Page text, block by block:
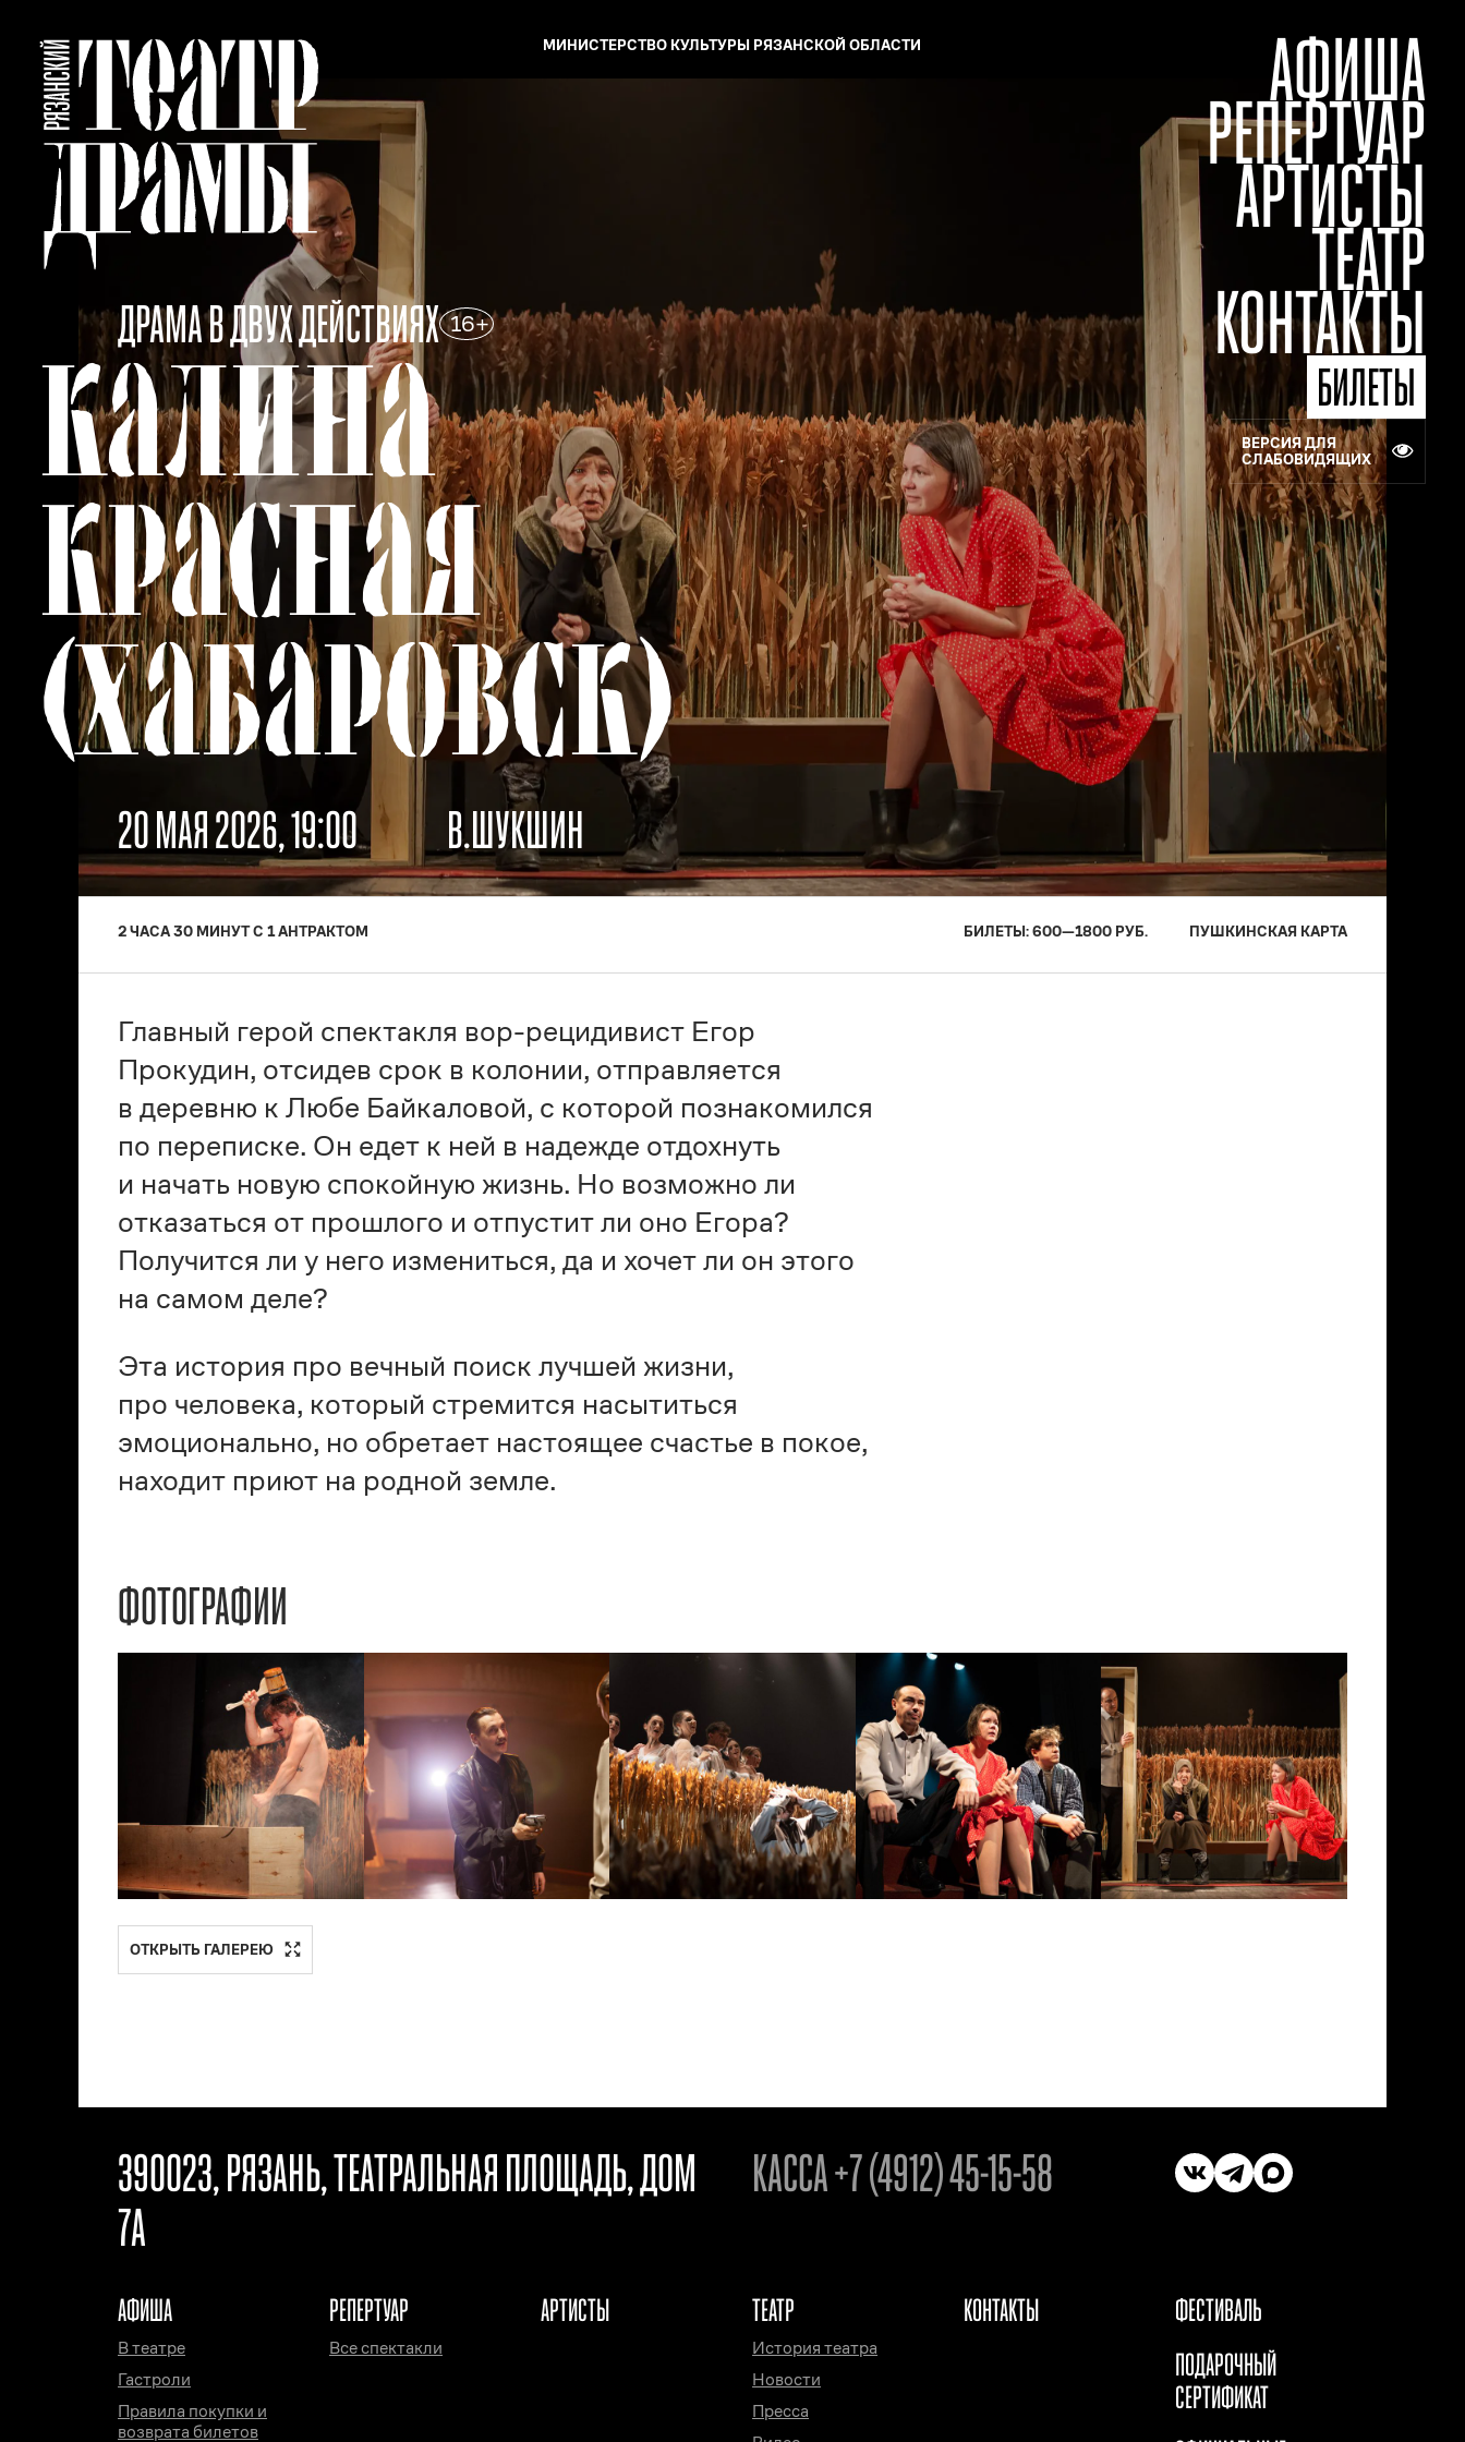
МИНИСТЕРСТВО КУЛЬТУРЫ РЯЗАНСКОЙ ОБЛАСТИ
ДРАМА В ДВУХ ДЕЙСТВИЯХ 16+
КАЛИНА
КРАСНАЯ
(ХАБАРОВСК)
20 МАЯ 2026, 19:00 В.ШУКШИН
АФИША
РЕПЕРТУАР
АРТИСТЫ
ТЕАТР
КОНТАКТЫ
БИЛЕТЫ
ВЕРСИЯ ДЛЯ
СЛАБОВИДЯЩИХ
2 ЧАСА 30 МИНУТ C 1 АНТРАКТОМ БИЛЕТЫ:600—1800 РУБ. ПУШКИНСКАЯ КАРТА
Главный герой спектакля вор-рецидивист Егор
Прокудин, отсидев срок в колонии, отправляется
в деревню к Любе Байкаловой, с которой познакомился
по переписке. Он едет к ней в надежде отдохнуть
и начать новую спокойную жизнь. Но возможно ли
отказаться от прошлого и отпустит ли оно Егора?
Получится ли у него измениться, да и хочет ли он этого
на самом деле?
Эта история про вечный поиск лучшей жизни,
про человека, который стремится насытиться
эмоционально, но обретает настоящее счастье в покое,
находит приют на родной земле.
ФОТОГРАФИИ
ОТКРЫТЬ ГАЛЕРЕЮ
390023, РЯЗАНЬ, ТЕАТРАЛЬНАЯ ПЛОЩАДЬ, ДОМ
7А
КАССА+7 (4912) 45-15-58
АФИША
В театре
Гастроли
Правила покупки и
возврата билетов
РЕПЕРТУАР
Все спектакли
АРТИСТЫ ТЕАТР
История театра
Новости
Пресса
КОНТАКТЫ
ФЕСТИВАЛЬ
ПОДАРОЧНЫЙ
СЕРТИФИКАТ